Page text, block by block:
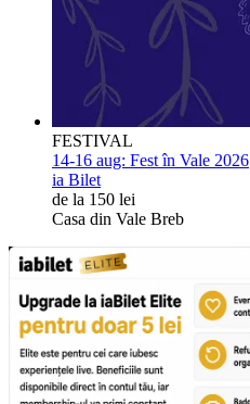
FESTIVAL
14-16 aug: Fest în Vale 2026
ia Bilet
de la 150 lei
Casa din Vale Breb